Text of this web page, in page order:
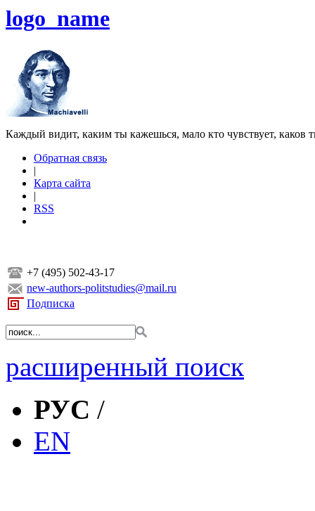
logo_name
Каждый видит, каким ты кажешься, мало кто чувствует, каков
Обратная связь
|
Карта сайта
|
RSS
+7 (495) 502-43-17
new-authors-politstudies@mail.ru
Подписка
расширенный поиск
РУС /
EN